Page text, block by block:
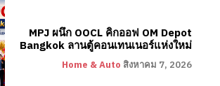
MPJ ผนึก OOCL คิกออฟ OM Depot
Bangkok ลานตู้คอนเทนเนอร์แห่งใหม่
Home & Auto สิงหาคม 7, 2026